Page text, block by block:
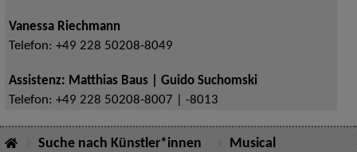
Vanessa Riechmann
Telefon: +49 228 50208-8049
Assistenz: Matthias Baus | Guido Suchomski
Telefon: +49 228 50208-8007 | -8013
Suche nach Künstler*innen Musical